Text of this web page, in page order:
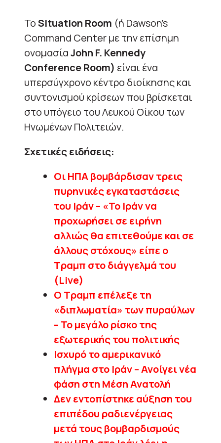
ΤοSituation Room (ή Dawson’s
Command Center με την επίσημη
ονομασίαJohn F. Kennedy
Conference Room) είναι ένα
υπερσύγχρονο κέντρο διοίκησης και
συντονισμού κρίσεων που βρίσκεται
στο υπόγειο του Λευκού Οίκου των
Ηνωμένων Πολιτειών.
Σχετικές ειδήσεις:
Οι ΗΠΑ βομβάρδισαν τρεις
πυρηνικές εγκαταστάσεις
του Ιράν – «Το Ιράν να
προχωρήσει σε ειρήνη
αλλιώς θα επιτεθούμε και σε
άλλους στόχους» είπε ο
Τραμπ στο διάγγελμά του
(Live)
Ο Τραμπ επέλεξε τη
«διπλωματία» των πυραύλων
– Το μεγάλο ρίσκο της
εξωτερικής του πολιτικής
Ισχυρό το αμερικανικό
πλήγμα στο Ιράν – Ανοίγει νέα
φάση στη Μέση Ανατολή
Δεν εντοπίστηκε αύξηση του
επιπέδου ραδιενέργειας
μετά τους βομβαρδισμούς